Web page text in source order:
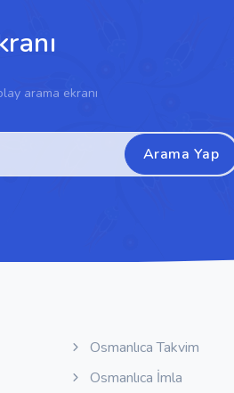
arama ekranı
Arama Yap
Osmanlıca Takvim
Osmanlıca İmla